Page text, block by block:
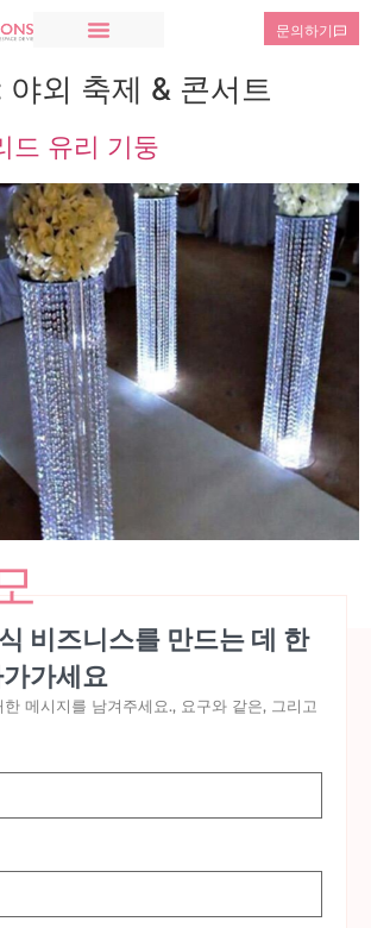
문의하기
야외 축제 & 콘서트
드 유리 기둥
비즈니스를 만드는 데 한
가세요
메시지를 남겨주세요., 요구와 같은, 그리고